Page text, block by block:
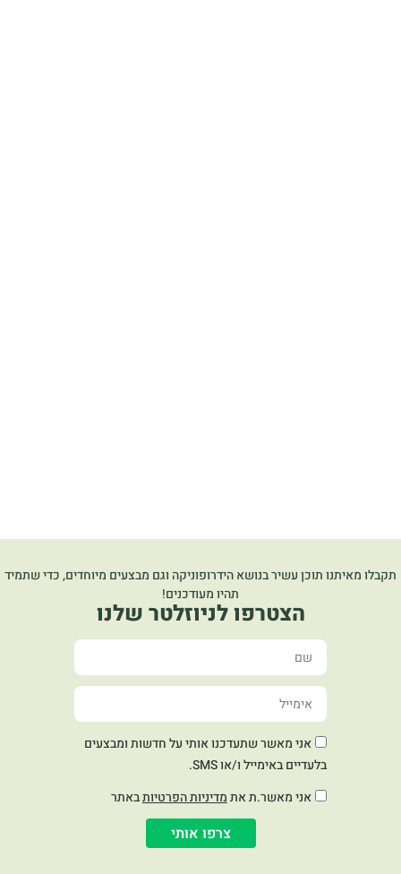
תקבלו מאיתנו תוכן עשיר בנושא הידרופוניקה וגם מבצעים מיוחדים, כדי שתמיד
תהיו מעודכנים!
הצטרפו לניוזלטר שלנו
אני מאשר שתעדכנו אותי על חדשות ומבצעים
בלעדיים באימייל ו/או SMS.
אני מאשר.ת אתמדיניות הפרטיותבאתר
צרפו אותי